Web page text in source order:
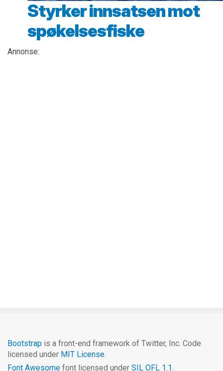
Styrker innsatsen mot
spøkelsesfiske
Annonse:
Bootstrap is a front-end framework of Twitter, Inc. Code
licensed under MIT License.
Font Awesome font licensed under SIL OFL 1.1.